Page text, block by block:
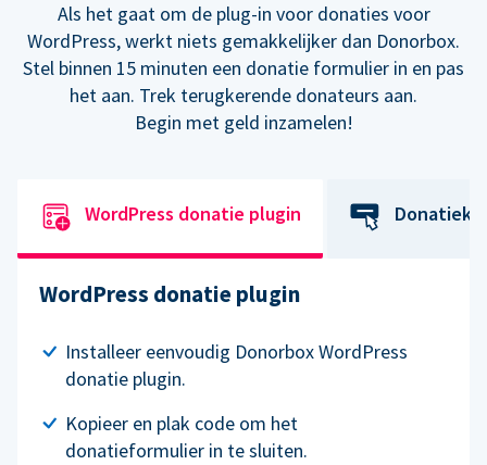
Als het gaat om de plug-in voor donaties voor
WordPress, werkt niets gemakkelijker dan Donorbox.
Stel binnen 15 minuten een donatie formulier in en pas
het aan. Trek terugkerende donateurs aan.
Begin met geld inzamelen!
WordPress donatie plugin
WordPress donatie plugin
Installeer eenvoudig Donorbox WordPress
donatie plugin.
Kopieer en plak code om het
donatieformulier in te sluiten.